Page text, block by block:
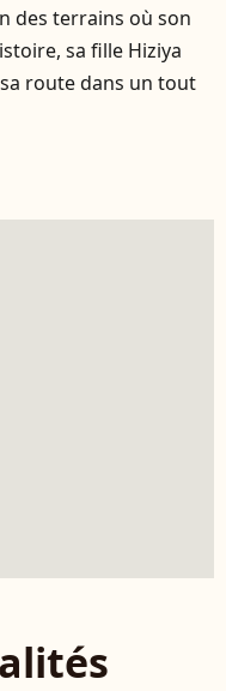
des terrains où son
sa fille Hiziya
route dans un tout